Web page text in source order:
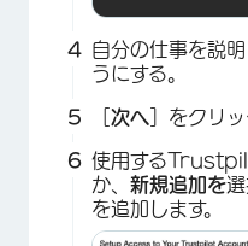
自分の仕事を説
うにする。
次へ ］をクリ
使用する
か、 新規追加を
を追加します。